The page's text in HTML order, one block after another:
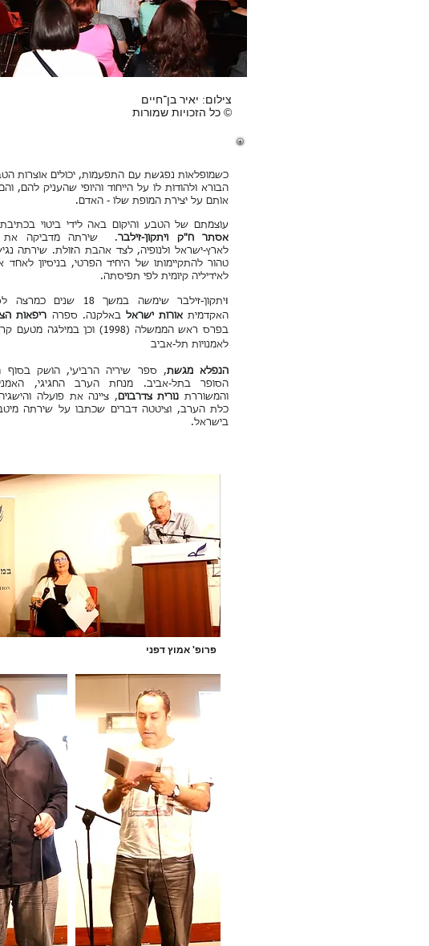
צילום: יאיר בן־חיים
© כל הזכויות שמורות
כשמופלאות נפגשת עם התפעמות, יכולים אוצרות
הבורא ולהודות לו על הייחוד והיופי שהעניק להם,
אותם על יצירת המופת שלו - האדם.
עוצמתם של הטבע והיקום באה לידי ביטוי
אסתר ח"ק ויתקון-זילבר. שירתה מדביקה את
לארץ-ישראל ולנופיה, לצד אהבת הזולת. שירתה
טהור להתקיימותו של היחיד הפרטי, בניסיון לאחד
לאידיליה קיומית לפי תפיסתה.
ו
יתקון-זילבר שימשה במשך
האקדמיתאורות ישראל באלקנה. ספרה ריפאות
בפרס ראש הממשלה (1998) וכן
לאמנויות תל-אביב
הנפלא מגשת, ספר שיריה הרביעי, הושק בסוף
הסופר בתל-אביב. מנחת הערב החגיגי,
והמשוררת נורית צדרבוים , ציינה את פועלה
כלת הערב, וציטטה דברים שכתבו על שירתה
בישראל.
פרופ' אמוץ דפני